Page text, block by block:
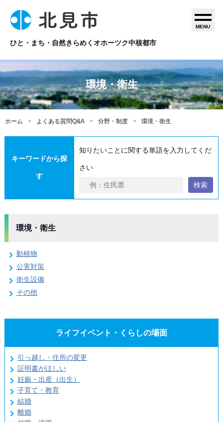
ひと・まち・自然きらめくオホーツク中核都市
MENU
環境・衛生
ホーム よくある質問Q&A 分野・制度 環境・衛生
キーワードから探
す
知りたいことに関する単語を入力してくだ
さい
検索
環境・衛生
動植物
公害対策
衛生設備
その他
ライフイベント・くらしの場面
引っ越し・住所の変更
証明書がほしい
妊娠・出産（出生）
子育て・教育
結婚
離婚